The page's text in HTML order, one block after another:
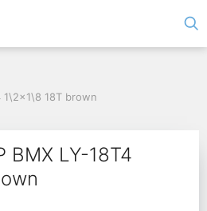
1\2x1\8 18T brown
BMX LY-18T4